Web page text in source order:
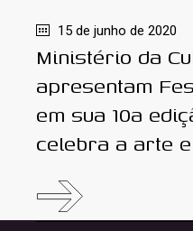
15 de junho de 2020
Ministério da
apresentam
em sua 10ª
celebra a arte